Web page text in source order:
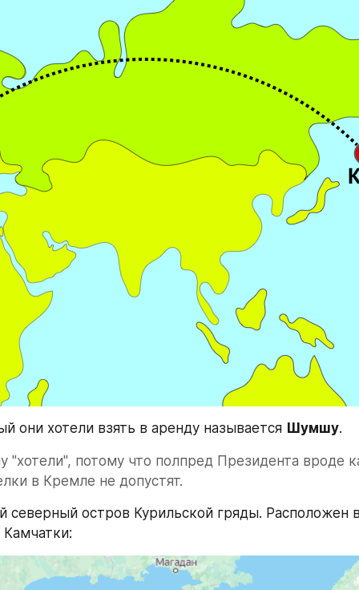
они хотели взять в аренду называется Шумшу.
"хотели", потому что полпред Президента вроде
в Кремле не допустят.
остров Курильской гряды. Расположен